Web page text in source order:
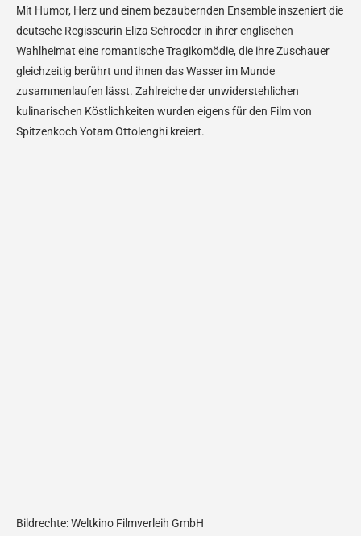
Mit Humor, Herz und einem bezaubernden Ensemble inszeniert die
deutsche Regisseurin Eliza Schroeder in ihrer englischen
Wahlheimat eine romantische Tragikomödie, die ihre Zuschauer
gleichzeitig berührt und ihnen das Wasser im Munde
zusammenlaufen lässt. Zahlreiche der unwiderstehlichen
kulinarischen Köstlichkeiten wurden eigens für den Film von
Spitzenkoch Yotam Ottolenghi kreiert.
Bildrechte: Weltkino Filmverleih GmbH